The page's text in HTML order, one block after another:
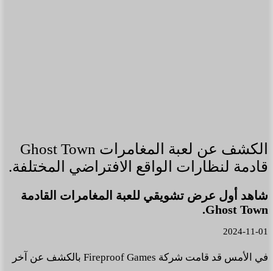
الكشف عن لعبة المغامرات Ghost Town
قادمة لنظارات الواقع الافتراضي المختلفة.
شاهد أول عرض تشويقي للعبة المغامرات القادمة
Ghost Town.
2024-11-01
في الأمس قد قامت شركة Fireproof Games بالكشف عن آخر